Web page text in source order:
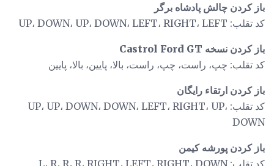
باز کردن چالش پادشاه برگر
کد تقلب: UP، DOWN، UP، DOWN، LEFT، RIGHT، LEFT
باز کردن نسخه Castrol Ford GT
کد تقلب: چپ، راست، چپ، راست، بالا، پایین، بالا، پایین
باز کردن ارتقاء رایگان
کد تقلب: UP، UP، DOWN، DOWN، LEFT، RIGHT، UP،
DOWN
باز کردن پورشه کیمن
کد تقلب: L، R، R، R، RIGHT، LEFT، RIGHT، DOWN